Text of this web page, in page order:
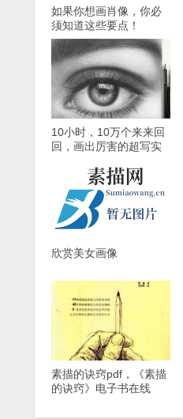
如果你想画肖像，你必
须知道这些要点！
10小时，10万个来来回
回，画出厉害的超写实
欣赏美女画像
素描的诀窍pdf，《素描
的诀窍》电子书在线